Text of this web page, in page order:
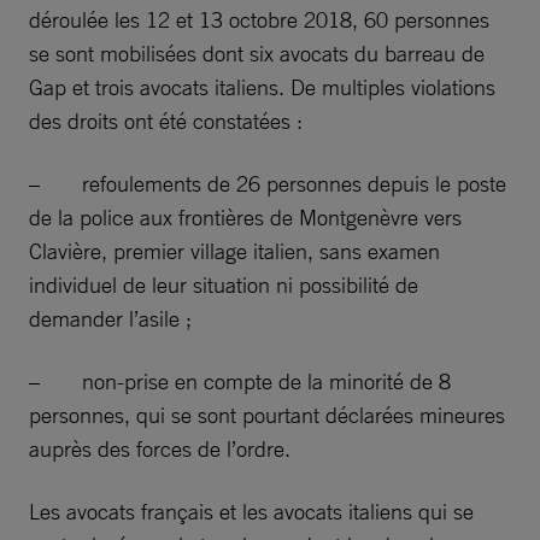
déroulée les 12 et 13 octobre 2018, 60 personnes
se sont mobilisées dont six avocats du barreau de
Gap et trois avocats italiens. De multiples violations
des droits ont été constatées :
– refoulements de 26 personnes depuis le poste
de la police aux frontières de Montgenèvre vers
Clavière, premier village italien, sans examen
individuel de leur situation ni possibilité de
demander l’asile ;
– non-prise en compte de la minorité de 8
personnes, qui se sont pourtant déclarées mineures
auprès des forces de l’ordre.
Les avocats français et les avocats italiens qui se